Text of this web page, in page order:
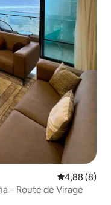
4,88 de uma
4,88 (8)
– Route de Virage